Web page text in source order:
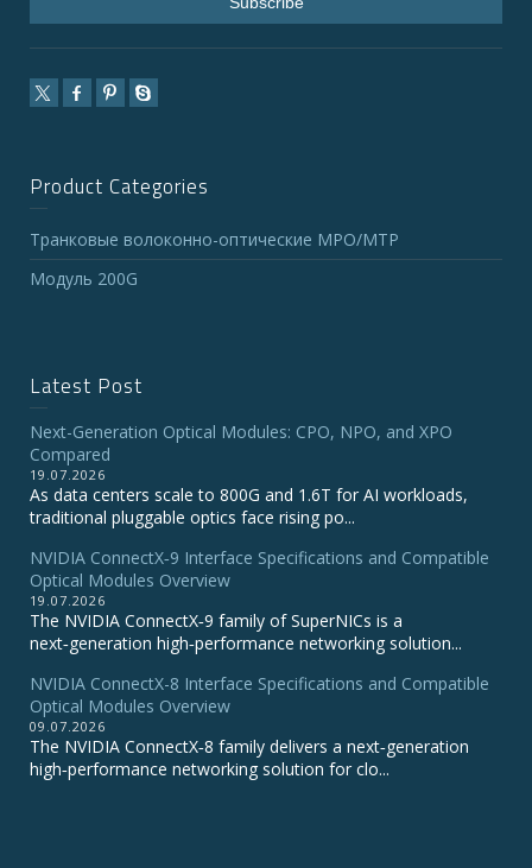
Product Categories
Транковые волоконно-оптические MPO/MTP
Модуль 200G
Latest Post
Next-Generation Optical Modules: CPO, NPO, and XPO
Compared
19.07.2026
As data centers scale to 800G and 1.6T for AI workloads,
traditional pluggable optics face rising po...
NVIDIA ConnectX‑9 Interface Specifications and Compatible
Optical Modules Overview
19.07.2026
The NVIDIA ConnectX‑9 family of SuperNICs is a
next‑generation high‑performance networking solution...
NVIDIA ConnectX-8 Interface Specifications and Compatible
Optical Modules Overview
09.07.2026
The NVIDIA ConnectX‑8 family delivers a next‑generation
high‑performance networking solution for clo...